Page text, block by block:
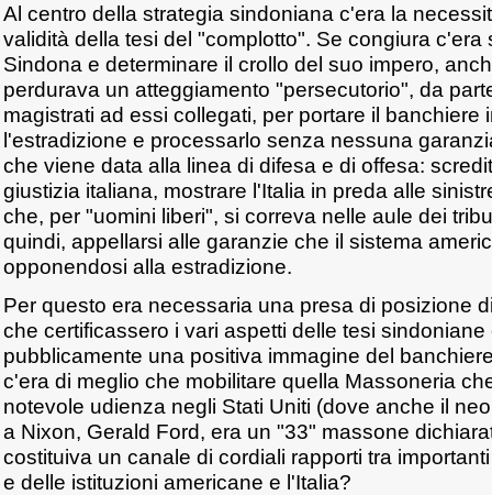
Al centro della strategia sindoniana c'era la
validità della tesi del "complotto". Se congiura c'era
Sindona e determinare il crollo del suo impero,
perdurava un atteggiamento "persecutorio", da
magistrati ad essi collegati, per portare il banchiere
l'estradizione e processarlo senza nessuna
che viene data alla linea di difesa e di offesa:
giustizia italiana, mostrare l'Italia in preda alle
che, per "uomini liberi", si correva nelle aule dei
quindi, appellarsi alle garanzie che il sistema
opponendosi alla estradizione.
Per questo era necessaria una presa di posizione
che certificassero i vari aspetti delle tesi
pubblicamente una positiva immagine del
c'era di meglio che mobilitare quella Massoneria
notevole udienza negli Stati Uniti (dove anche il
a Nixon, Gerald Ford, era un "33" massone
costituiva un canale di cordiali rapporti tra
e delle istituzioni americane e l'Italia?